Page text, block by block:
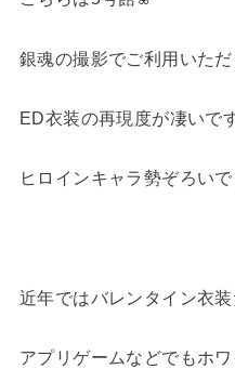
銀魂の撮影でご利用いただ
ED衣装の再現度が凄いで
ヒロインキャラ勢ぞろい
近年ではバレンタイン衣装
アプリゲームなどでもホ